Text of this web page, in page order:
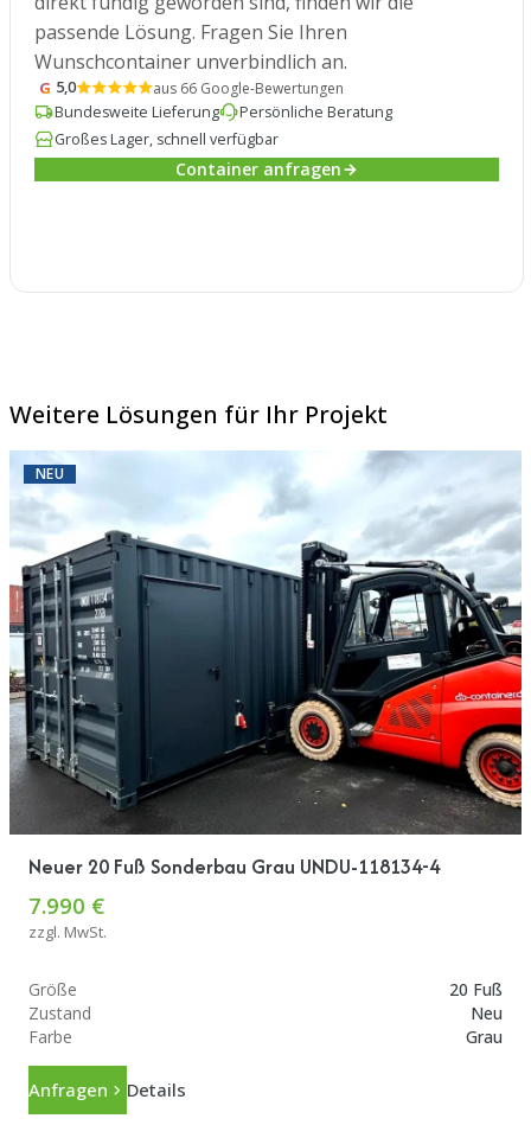
passende Lösung. Fragen Sie Ihren
Wunschcontainer unverbindlich an.
G 5,0
aus 66 Google-Bewertungen
Bundesweite Lieferung
Persönliche Beratung
Großes Lager, schnell verfügbar
Container anfragen
Weitere Lösungen für Ihr Projekt
NEU
Neuer 20 Fuß Sonderbau Grau UNDU-118134-4
7.990 €
zzgl. MwSt.
Größe
20 Fuß
Zustand
Neu
Farbe
Grau
Anfragen Details